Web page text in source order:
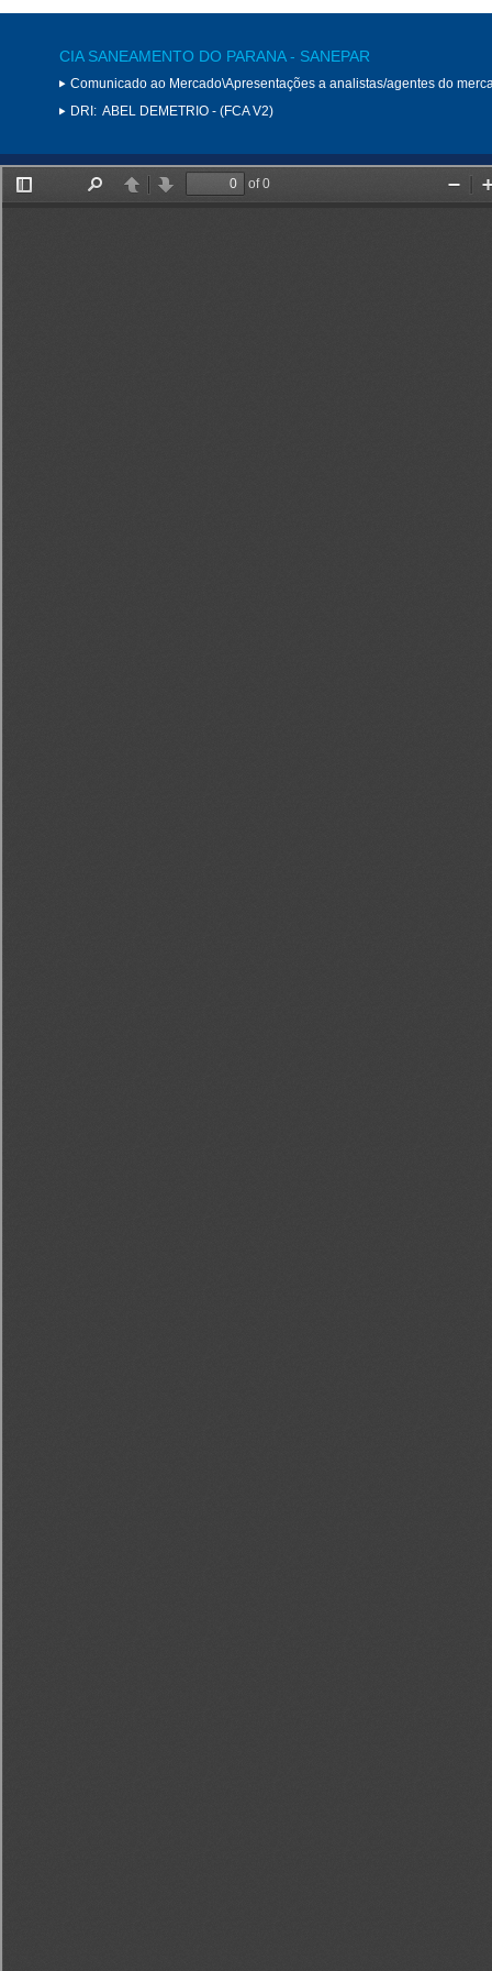
CIA SANEAMENTO DO PARANA - SANEPAR
Comunicado ao Mercado\Apresentações a analistas/agentes do
DRI: ABEL DEMETRIO - (FCA V2)